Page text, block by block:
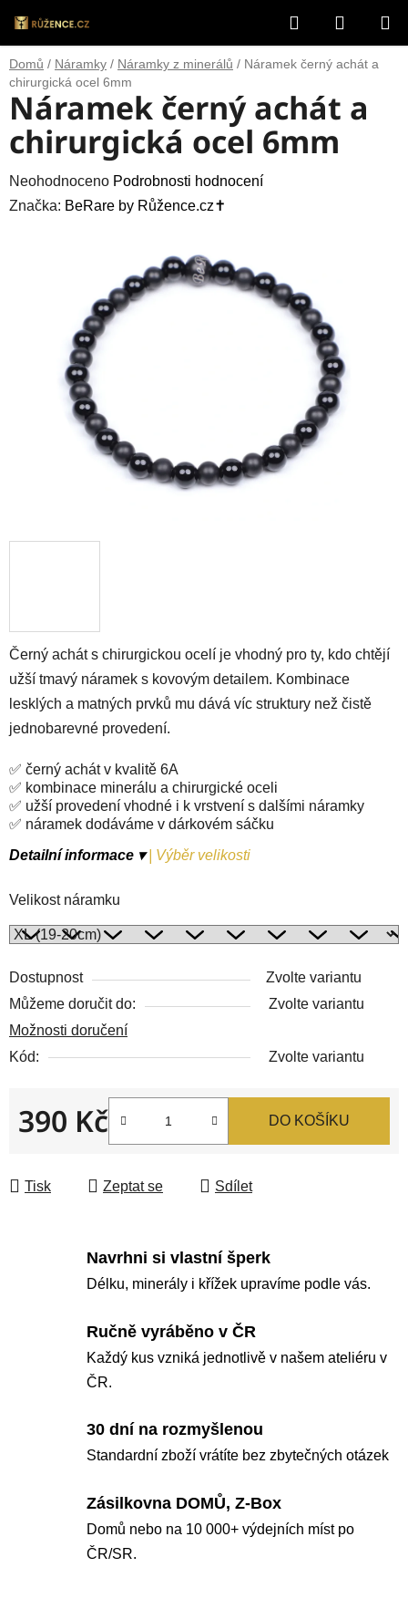
na
obsah
Hledat
KOŠÍK
Domů / Náramky / Náramky z minerálů / Náramek černý achát a
chirurgická ocel 6mm
Černý achát s chirurgickou ocelí je vhodný pro ty, kdo chtějí
užší tmavý náramek s kovovým detailem. Kombinace
lesklých a matných prvků mu dává víc struktury než čistě
jednobarevné provedení.
✅ černý achát v kvalitě 6A
✅ kombinace minerálu a chirurgické oceli
✅ užší provedení vhodné i k vrstvení s dalšími náramky
✅ náramek dodáváme v dárkovém sáčku
Detailní informace ▾
Výběr velikosti
Velikost náramku
Dostupnost
Zvolte variantu
Můžeme doručit do:
Zvolte variantu
Možnosti doručení
Kód:
Zvolte variantu
390 Kč DO KOŠÍKU
Tisk Zeptat se Sdílet
Náramek černý achát a
chirurgická ocel 6mm
Průměrné
hodnocení
hvězdiček.
Neohodnoceno Podrobnosti hodnocení
Značka: BeRare by Růžence.cz✝️
Navrhni si vlastní šperk
Délku, minerály i křížek upravíme podle vás.
Ručně vyráběno v ČR
Každý kus vzniká jednotlivě v našem ateliéru v
ČR.
30 dní na rozmyšlenou
Standardní zboží vrátíte bez zbytečných otázek
Zásilkovna DOMŮ, Z-Box
Domů nebo na 10 000+ výdejních míst po
ČR/SR.